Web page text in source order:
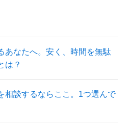
あなたへ。安く、時間を無駄
は？
相談するならここ。1つ選んで